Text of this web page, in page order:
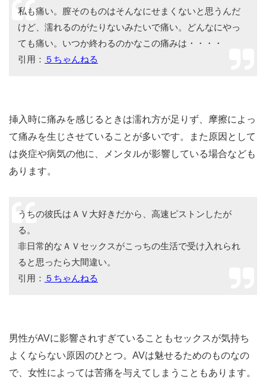
私も痛い。膣そのものはそんなにせまくないと思うんだ
けど、濡れるのがたりないみたいで痛い。どんなにやっ
ても痛い。いつか終わるのかなこの痛みは・・・・
引用： ５ちゃんねる
挿入時に痛みを感じるときは濡れ方が足りず、摩擦によっ
て痛みを生じさせていることが多いです。また原因として
は炎症や病気の他に、メンタルが影響している場合なども
あります。
うちの彼氏はＡＶ大好きだから、高速ピストンしたが
る。
非日常的なＡＶセックスがこっちの生活で受け入れられ
ると思ったら大間違い。
引用： ５ちゃんねる
男性がAVに影響されすぎていることもセックスが気持ち
よくならない原因のひとつ。AVは魅せるためのものなの
で、女性によっては苦痛を与えてしまうこともあります。